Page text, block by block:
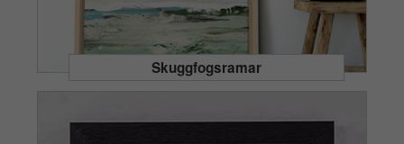
Skuggfogsramar